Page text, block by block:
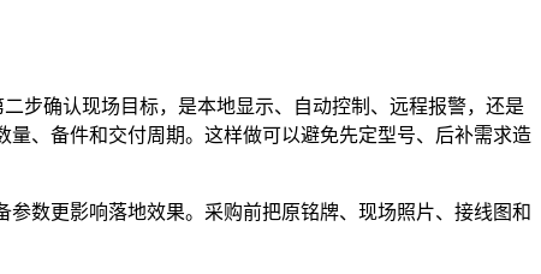
步确认现场目标，是本地显示、自动控制、远程报警，还是
、备件和交付周期。这样做可以避免先定型号、后补需求造
数更影响落地效果。采购前把原铭牌、现场照片、接线图和